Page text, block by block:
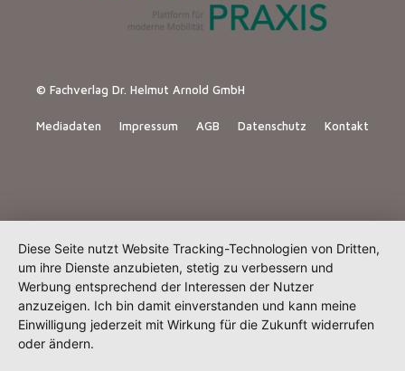
© Fachverlag Dr. Helmut Arnold GmbH
Mediadaten Impressum AGB Datenschutz Kontakt
Diese Seite nutzt Website Tracking-Technologien von Dritten,
um ihre Dienste anzubieten, stetig zu verbessern und
Werbung entsprechend der Interessen der Nutzer
anzuzeigen. Ich bin damit einverstanden und kann meine
Einwilligung jederzeit mit Wirkung für die Zukunft widerrufen
oder ändern.